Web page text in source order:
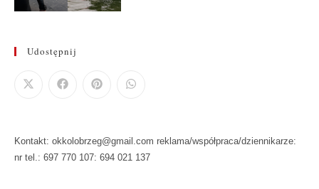
Udostępnij
Kontakt: okkolobrzeg@gmail.com reklama/współpraca/dziennikarze:
nr tel.: 697 770 107: 694 021 137